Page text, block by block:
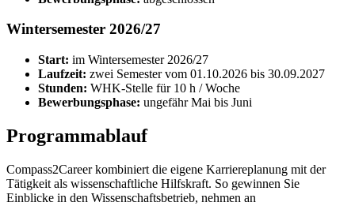
Wintersemester 2026/27
Start: im Wintersemester 2026/27
Laufzeit: zwei Semester vom 01.10.2026 bis 30.09.2027
Stunden: WHK-Stelle für 10 h / Woche
Bewerbungsphase: ungefähr Mai bis Juni
Programmablauf
Compass2Career kombiniert die eigene Karriereplanung mit der
Tätigkeit als wissenschaftliche Hilfskraft. So gewinnen Sie
Einblicke in den Wissenschaftsbetrieb, nehmen an